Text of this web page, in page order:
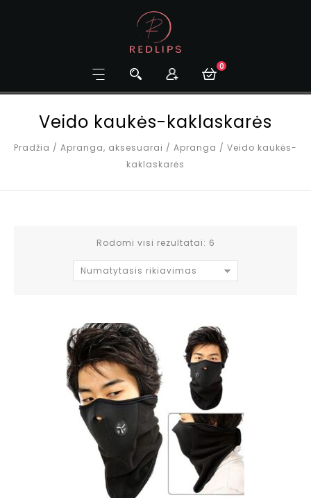
0
Veido kaukės-kaklaskarės
Pradžia / Apranga, aksesuarai / Apranga / Veido kaukės-
kaklaskarės
Rodomi visi rezultatai: 6
Numatytasis rikiavimas